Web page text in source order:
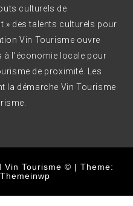
culturels de
» des talents culturels pour
Vin Tourisme ouvre
à l’économie locale pour
de proximité. Les
la démarche Vin Tourisme
Vin Tourisme © | Theme:
Themeinwp